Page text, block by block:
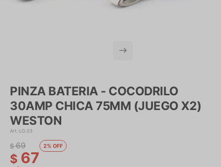
PINZA BATERIA - COCODRILO
30AMP CHICA 75MM (JUEGO X2)
WESTON
LG.03
$ 67
$ 69 2